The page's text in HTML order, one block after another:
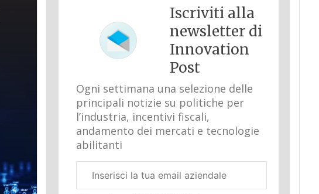
Iscriviti alla
newsletter di
Innovation
Post
Ogni settimana una selezione delle
principali notizie su politiche per
l’industria, incentivi fiscali,
andamento dei mercati e tecnologie
abilitanti
aziendale